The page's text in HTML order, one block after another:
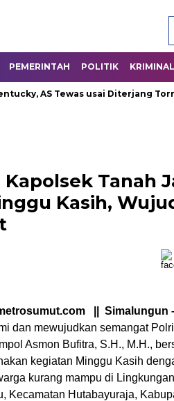
PEMERINTAH POLITIK KRIMINAL
AS Tewas usai Diterjang Tornado
Tanah
Kasih,
|| Simalungun
dan mewujudkan semangat
Asmon Bufitra, S.H., M.H.,
kegiatan Minggu Kasih
kurang mampu di
Kecamatan Hutabayuraja,